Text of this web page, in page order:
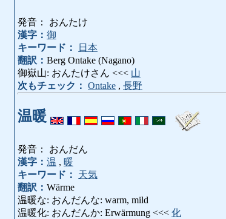
発音： おんたけ
漢字： 御
キーワード：
日本
翻訳： Berg Ontake (Nagano)
御嶽山: おんたけさん <<< 山
次もチェック： Ontake , 長野
温暖
発音： おんだん
漢字： 温 , 暖
キーワード：
天気
翻訳： Wärme
温暖な: おんだんな: warm, mild
温暖化: おんだんか: Erwärmung <<< 化